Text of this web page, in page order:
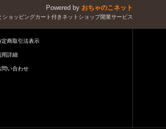
Powered by おちゃのこネット
ショッピングカート付きネットショップ開業サービス
定商取引法表示
用詳細
問い合わせ